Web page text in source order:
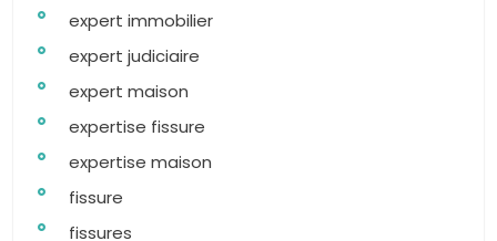
expert immobilier
expert judiciaire
expert maison
expertise fissure
expertise maison
fissure
fissures